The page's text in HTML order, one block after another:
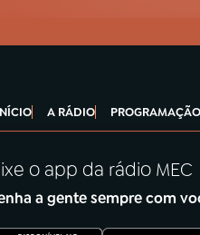
A RÁDIO PROGRAMAÇÃO
o app da rádio MEC
a gente sempre com